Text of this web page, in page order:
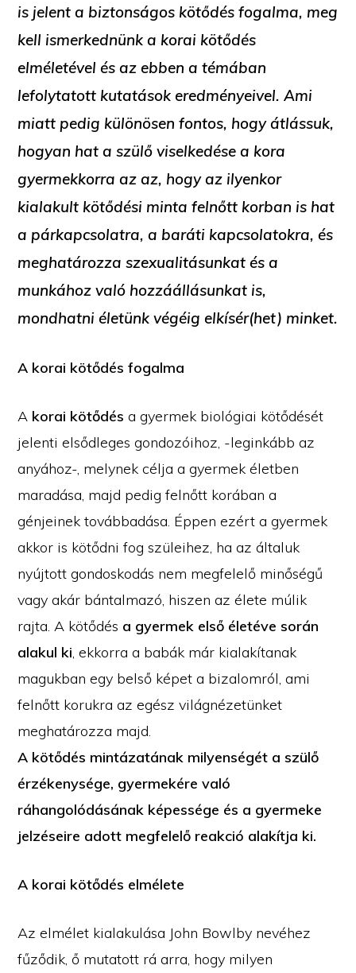
is jelent a biztonságos kötődés fogalma, meg
kell ismerkednünk a korai kötődés
elméletével és az ebben a témában
lefolytatott kutatások eredményeivel. Ami
miatt pedig különösen fontos, hogy átlássuk,
hogyan hat a szülő viselkedése a kora
gyermekkorra az az, hogy az ilyenkor
kialakult kötődési minta felnőtt korban is hat
a párkapcsolatra, a baráti kapcsolatokra, és
meghatározza szexualitásunkat és a
munkához való hozzáállásunkat is,
mondhatni életünk végéig elkísér(het) minket.
A korai kötődés fogalma
A korai kötődés a gyermek biológiai kötődését
jelenti elsődleges gondozóihoz, -leginkább az
anyához-, melynek célja a gyermek életben
maradása, majd pedig felnőtt korában a
génjeinek továbbadása. Éppen ezért a gyermek
akkor is kötődni fog szüleihez, ha az általuk
nyújtott gondoskodás nem megfelelő minőségű
vagy akár bántalmazó, hiszen az élete múlik
rajta. A kötődés a gyermek első életéve során
alakul ki, ekkorra a babák már kialakítanak
magukban egy belső képet a bizalomról, ami
felnőtt korukra az egész világnézetünket
meghatározza majd.
A kötődés mintázatának milyenségét a szülő
érzékenysége, gyermekére való
ráhangolódásának képessége és a gyermeke
jelzéseire adott megfelelő reakció alakítja ki.
A korai kötődés elmélete
Az elmélet kialakulása John Bowlby nevéhez
fűződik, ő mutatott rá arra, hogy milyen